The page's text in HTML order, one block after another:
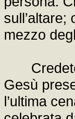
mezzo
Credete
Gesù
l’ultima